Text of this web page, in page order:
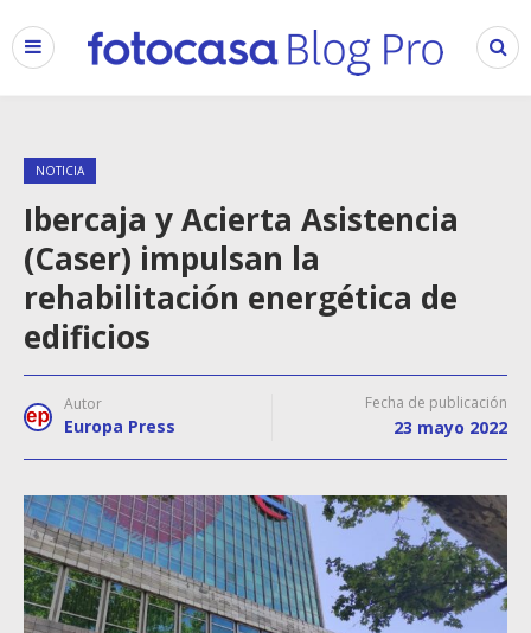
NOTICIA
Ibercaja y Acierta Asistencia
(Caser) impulsan la
rehabilitación energética de
edificios
Autor
Europa Press
Fecha de publicación
23 mayo 2022